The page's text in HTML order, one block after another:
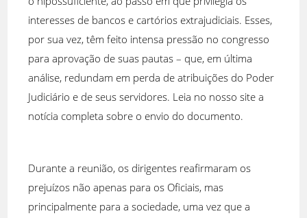
interesses de bancos e cartórios extrajudiciais. Esses,
por sua vez, têm feito intensa pressão no congresso
para aprovação de suas pautas – que, em última
análise, redundam em perda de atribuições do Poder
Judiciário e de seus servidores. Leia no nosso site a
notícia completa sobre o envio do documento.
Durante a reunião, os dirigentes reafirmaram os
prejuízos não apenas para os Oficiais, mas
principalmente para a sociedade, uma vez que a